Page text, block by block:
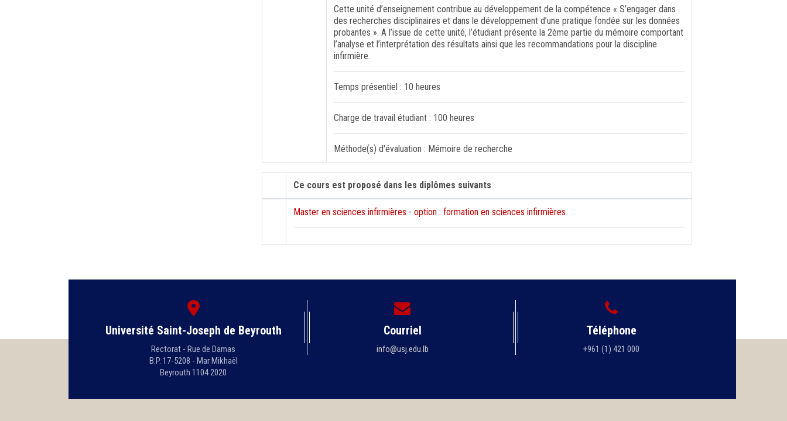
Cette unité d’enseignement contribue au développement de la compétence « S’engager dans
des recherches disciplinaires et dans le développement d’une pratique fondée sur les données
probantes ». A l’issue de cette unité, l’étudiant présente la 2ème partie du mémoire comportant
l’analyse et l’interprétation des résultats ainsi que les recommandations pour la discipline
infirmière.
Temps présentiel : 10 heures
Charge de travail étudiant : 100 heures
Méthode(s) d'évaluation : Mémoire de recherche
Ce cours est proposé dans les diplômes suivants
Master en sciences infirmières - option : formation en sciences infirmières
Université Saint-Joseph de Beyrouth
Rectorat - Rue de Damas
B.P. 17-5208 - Mar Mikhaël
Beyrouth 1104 2020
Courriel
info@usj.edu.lb
Téléphone
+961 (1) 421 000